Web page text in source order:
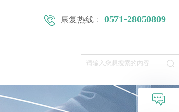
康复热线： 0571-28050809